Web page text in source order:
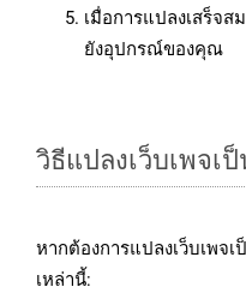
เมื่อการแปลงเสร็จ
ยังอุปกรณ์ของคุณ
วิธีแปลงเว็บเพจเ
หากต้องการแปลงเว็บเพจ
เหล่านี้: